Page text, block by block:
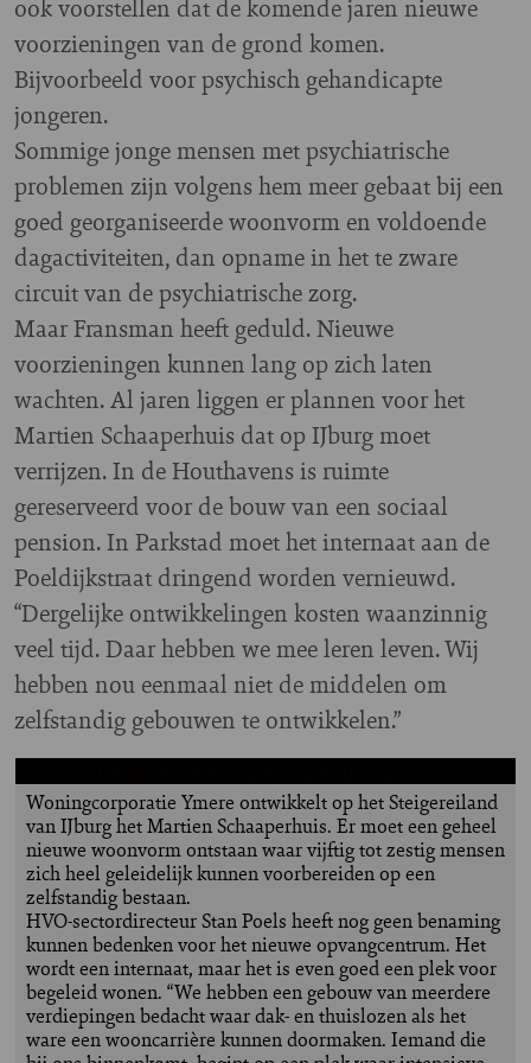
ook voorstellen dat de komende jaren nieuwe
voorzieningen van de grond komen.
Bijvoorbeeld voor psychisch gehandicapte
jongeren.
Sommige jonge mensen met psychiatrische
problemen zijn volgens hem meer gebaat bij een
goed georganiseerde woonvorm en voldoende
dagactiviteiten, dan opname in het te zware
circuit van de psychiatrische zorg.
Maar Fransman heeft geduld. Nieuwe
voorzieningen kunnen lang op zich laten
wachten. Al jaren liggen er plannen voor het
Martien Schaaperhuis dat op IJburg moet
verrijzen. In de Houthavens is ruimte
gereserveerd voor de bouw van een sociaal
pension. In Parkstad moet het internaat aan de
Poeldijkstraat dringend worden vernieuwd.
“Dergelijke ontwikkelingen kosten waanzinnig
veel tijd. Daar hebben we mee leren leven. Wij
hebben nou eenmaal niet de middelen om
zelfstandig gebouwen te ontwikkelen.”
Woningcorporatie Ymere ontwikkelt op het Steigereiland
van IJburg het Martien Schaaperhuis. Er moet een geheel
nieuwe woonvorm ontstaan waar vijftig tot zestig mensen
zich heel geleidelijk kunnen voorbereiden op een
zelfstandig bestaan.
HVO-sectordirecteur Stan Poels heeft nog geen benaming
kunnen bedenken voor het nieuwe opvangcentrum. Het
wordt een internaat, maar het is even goed een plek voor
begeleid wonen. “We hebben een gebouw van meerdere
verdiepingen bedacht waar dak- en thuislozen als het
ware een wooncarrière kunnen doormaken. Iemand die